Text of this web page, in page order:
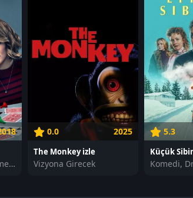
Aksiyon, Macera, Komedi
0.0 2025
The Monkey izle
Vizyona Girecek
5.3
Küçük
Komedi,